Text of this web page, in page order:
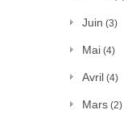
Juin (3)
Mai (4)
Avril (4)
Mars (2)